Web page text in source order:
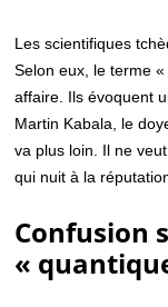
Les scientifiques
Selon eux, le terme
affaire. Ils évoquent
Martin Kabala, le
va plus loin. Il ne
qui nuit à la
Confusion
«